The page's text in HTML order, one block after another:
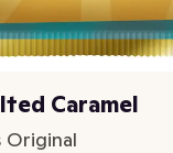
Caramel
Original